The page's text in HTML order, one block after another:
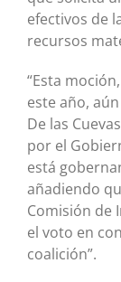
efectivos de
recursos
“Esta
este año,
De las
por el
está
añadiendo
Comisión de
el voto en
coalición”.